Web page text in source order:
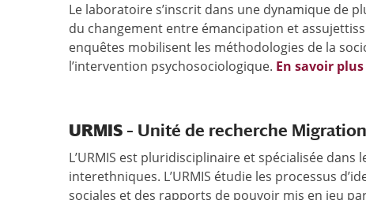
Le laboratoire s’inscrit dans une dynamique de
du changement entre émancipation et
enquêtes mobilisent les méthodologies de la
l’intervention psychosociologique. En savoir plus
URMIS – Unité de recherche
L’URMIS est pluridisciplinaire et spécialisée
interethniques. L’URMIS étudie les processus
sociales et des rapports de pouvoir mis en jeu